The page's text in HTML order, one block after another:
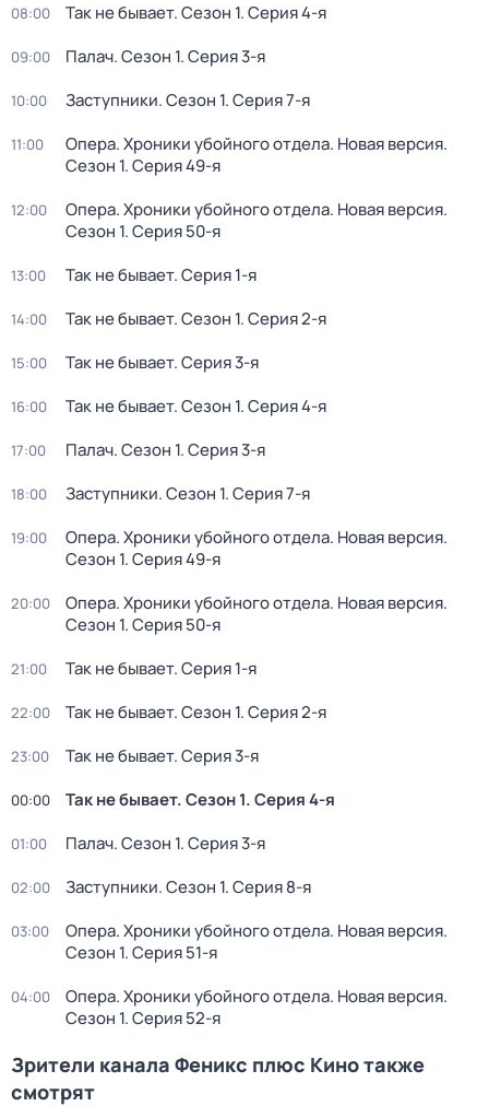
08:00 Так не бывает. Сезон 1. Серия 4-я
09:00 Палач. Сезон 1. Серия 3-я
10:00 Заступники. Сезон 1. Серия 7-я
11:00 Опера. Хроники убойного отдела. Новая версия.
Сезон 1. Серия 49-я
12:00 Опера. Хроники убойного отдела. Новая версия.
Сезон 1. Серия 50-я
13:00 Так не бывает. Серия 1-я
14:00 Так не бывает. Сезон 1. Серия 2-я
15:00 Так не бывает. Серия 3-я
16:00 Так не бывает. Сезон 1. Серия 4-я
17:00 Палач. Сезон 1. Серия 3-я
18:00 Заступники. Сезон 1. Серия 7-я
19:00 Опера. Хроники убойного отдела. Новая версия.
Сезон 1. Серия 49-я
20:00 Опера. Хроники убойного отдела. Новая версия.
Сезон 1. Серия 50-я
21:00 Так не бывает. Серия 1-я
22:00 Так не бывает. Сезон 1. Серия 2-я
23:00 Так не бывает. Серия 3-я
00:00 Так не бывает. Сезон 1. Серия 4-я
01:00 Палач. Сезон 1. Серия 3-я
02:00 Заступники. Сезон 1. Серия 8-я
03:00 Опера. Хроники убойного отдела. Новая версия.
Сезон 1. Серия 51-я
04:00 Опера. Хроники убойного отдела. Новая версия.
Сезон 1. Серия 52-я
Зрители канала Феникс плюс Кино также
смотрят